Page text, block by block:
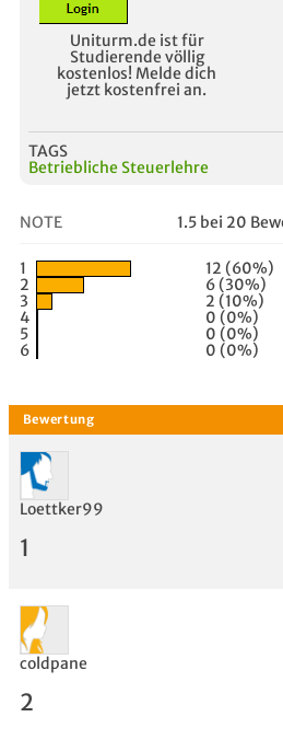
Uniturm.de ist für
Studierende völlig
kostenlos! Melde dich
jetzt kostenfrei an.
TAGS
Betriebliche Steuerlehre
NOTE 1.5 bei 20
1
12 (60%)
2
6 (30%)
3
2 (10%)
4
0 (0%)
5
0 (0%)
6
0 (0%)
Loettker99
1
coldpane
2